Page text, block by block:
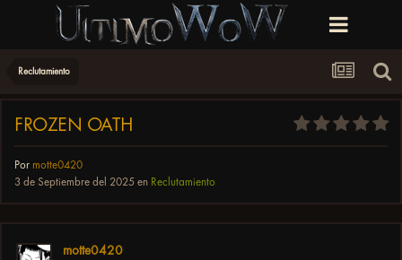
Reclutamiento
FROZEN OATH
Por motte0420
3 de Septiembre del 2025 en Reclutamiento
motte0420